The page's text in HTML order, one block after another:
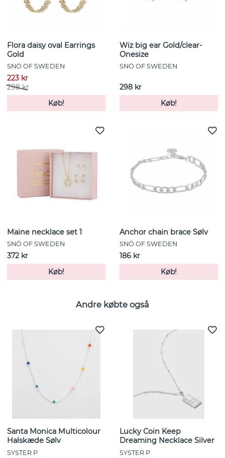
Flora daisy oval Earrings
Gold
SNÖ OF SWEDEN
223 kr
298 kr
Køb!
Wiz big ear Gold/clear-
Onesize
SNÖ OF SWEDEN
298 kr
Køb!
Maine necklace set 1
SNÖ OF SWEDEN
372 kr
Køb!
Anchor chain brace Sølv
SNÖ OF SWEDEN
186 kr
Køb!
Andre købte også
Santa Monica Multicolour
Halskæde Sølv
SYSTER P
Lucky Coin Keep
Dreaming Necklace Silver
SYSTER P